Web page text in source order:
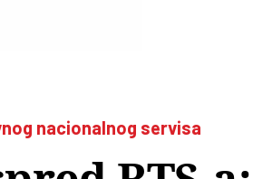
nacionalnog servisa